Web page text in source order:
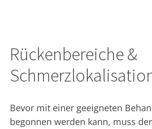
Rückenbereiche &
Bevor mit einer geeigneten
begonnen werden kann, muss der